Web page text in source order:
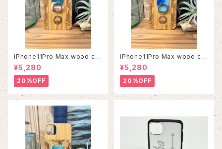
iPhone11Pro Max wood ca
se
¥5,280
20%OFF
iPhone11Pro Max wood ca
se
¥5,280
20%OFF